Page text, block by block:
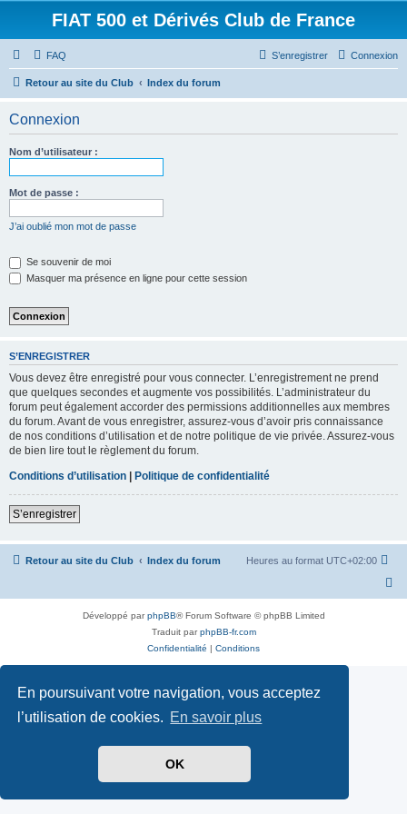
En poursuivant votre navigation, vous acceptez
l’utilisation de cookies. En savoir plus
OK
FIAT 500 et Dérivés Club de France
FAQ Connexion
S’enregistrer
Retour au site du Club Index du forum
Connexion
Nom d’utilisateur :
Mot de passe :
J’ai oublié mon mot de passe
Se souvenir de moi
Masquer ma présence en ligne pour cette session
S’ENREGISTRER
Vous devez être enregistré pour vous connecter. L’enregistrement ne prend
que quelques secondes et augmente vos possibilités. L’administrateur du
forum peut également accorder des permissions additionnelles aux membres
du forum. Avant de vous enregistrer, assurez-vous d’avoir pris connaissance
de nos conditions d’utilisation et de notre politique de vie privée. Assurez-vous
de bien lire tout le règlement du forum.
Conditions d’utilisation | Politique de confidentialité
S’enregistrer
Retour au site du Club Index du forum Heures au format UTC+02:00
Développé parphpBB® Forum Software © phpBB Limited
Traduit parphpBB-fr.com
Confidentialité | Conditions